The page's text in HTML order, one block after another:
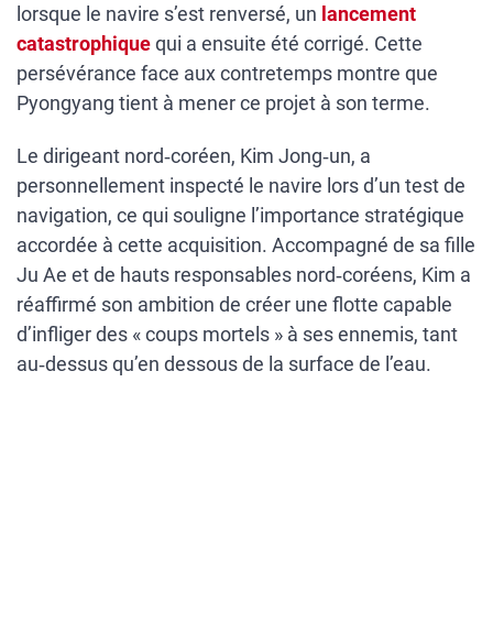
lorsque le navire s’est renversé, un lancement
catastrophiquequi a ensuite été corrigé. Cette
persévérance face aux contretemps montre que
Pyongyang tient à mener ce projet à son terme.
Le dirigeant nord‑coréen, Kim Jong‑un, a
personnellement inspecté le navire lors d’un test de
navigation, ce qui souligne l’importance stratégique
accordée à cette acquisition. Accompagné de sa fille
Ju Ae et de hauts responsables nord‑coréens, Kim a
réaffirmé son ambition de créer une flotte capable
d’infliger des « coups mortels » à ses ennemis, tant
au‑dessus qu’en dessous de la surface de l’eau.